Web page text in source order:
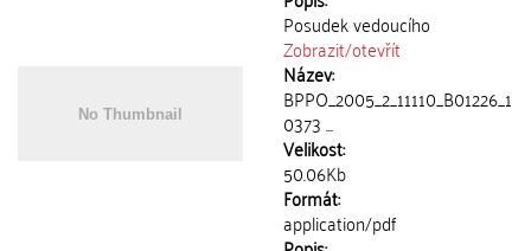
Posudek vedoucího
Zobrazit/otevřít
Název:
BPPO_2005_2_11110_B01226_1
0373 ...
Velikost:
50.06Kb
Formát:
application/pdf